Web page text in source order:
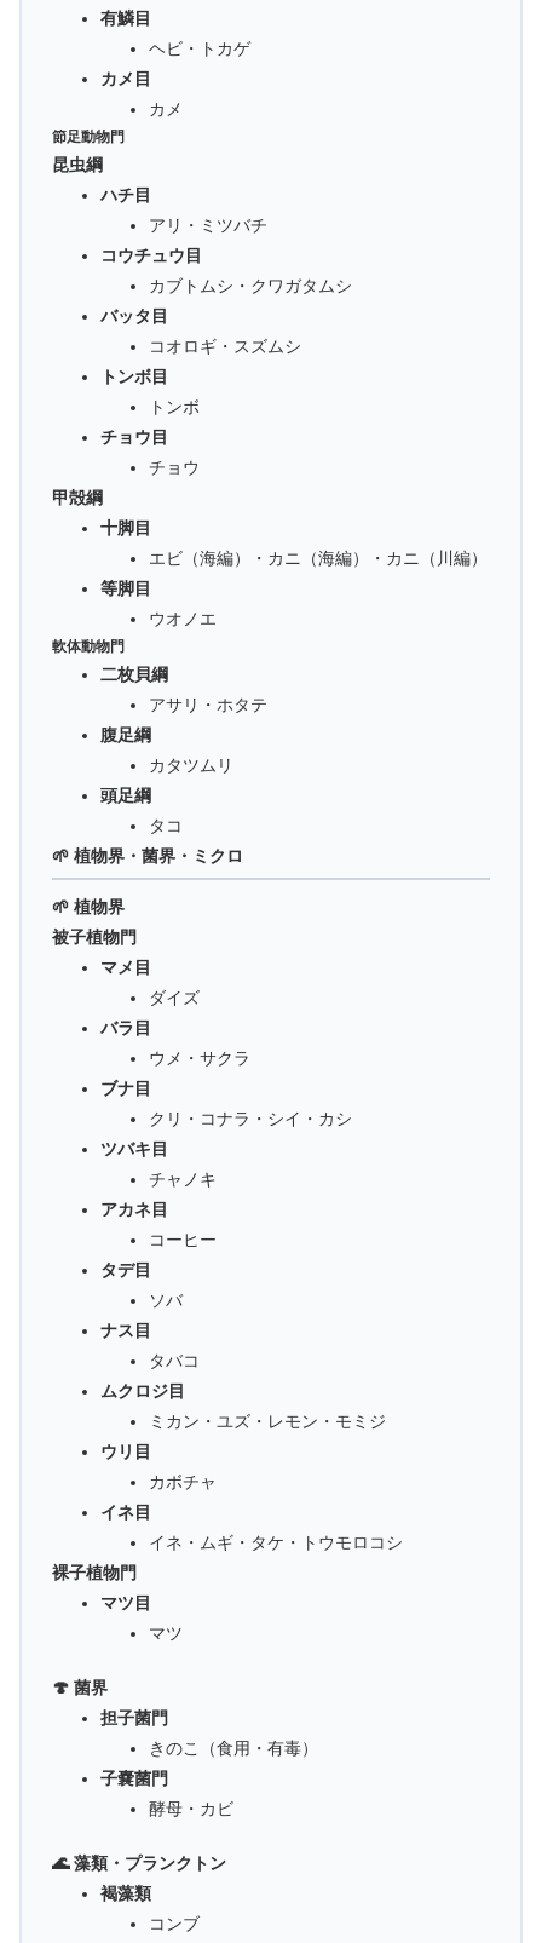
有鱗目
ヘビ・トカゲ
カメ目
カメ
節足動物門
昆虫綱
ハチ目
アリ・ミツバチ
コウチュウ目
カブトムシ・クワガタムシ
バッタ目
コオロギ・スズムシ
トンボ目
トンボ
チョウ目
チョウ
甲殻綱
十脚目
エビ（海編）・カニ（海編）・カニ（川編）
等脚目
ウオノエ
軟体動物門
二枚貝綱
アサリ・ホタテ
腹足綱
カタツムリ
頭足綱
タコ
🌱 植物界・菌界・ミクロ
🌱 植物界
被子植物門
マメ目
ダイズ
バラ目
ウメ・サクラ
ブナ目
クリ・コナラ・シイ・カシ
ツバキ目
チャノキ
アカネ目
コーヒー
タデ目
ソバ
ナス目
タバコ
ムクロジ目
ミカン・ユズ・レモン・モミジ
ウリ目
カボチャ
イネ目
イネ・ムギ・タケ・トウモロコシ
裸子植物門
マツ目
マツ
🍄 菌界
担子菌門
きのこ（食用・有毒）
子嚢菌門
酵母・カビ
🌊 藻類・プランクトン
褐藻類
コンブ